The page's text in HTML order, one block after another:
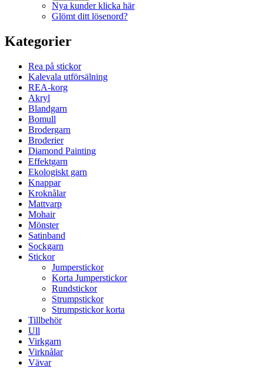
Nya kunder klicka här
Glömt ditt lösenord?
Kategorier
Rea på stickor
Kalevala utförsälning
REA-korg
Akryl
Blandgarn
Bomull
Brodergarn
Broderier
Diamond Painting
Effektgarn
Ekologiskt garn
Knappar
Kroknålar
Mattvarp
Mohair
Mönster
Satinband
Sockgarn
Stickor
Jumperstickor
Korta Jumperstickor
Rundstickor
Strumpstickor
Strumpstickor korta
Tillbehör
Ull
Virkgarn
Virknålar
Vävar